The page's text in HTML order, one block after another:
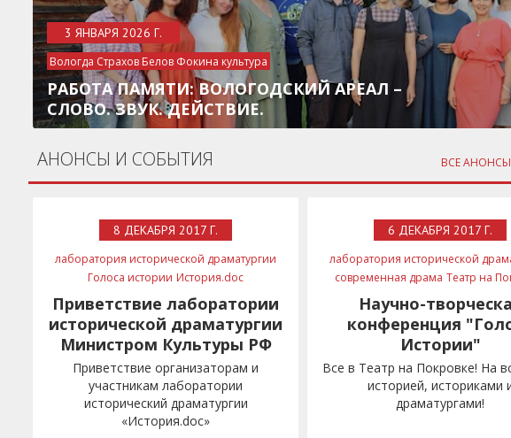
3 ЯНВАРЯ 2026 Г.
Вологда Страхов Белов Фокина культура
РАБОТА ПАМЯТИ: ВОЛОГОДСКИЙ АРЕАЛ –
СЛОВО. ЗВУК. ДЕЙСТВИЕ.
ВСЕ
АНОНСЫ И СОБЫТИЯ
8 ДЕКАБРЯ 2017 Г.
лаборатория исторической драматургии
Голоса истории История.doc
фонд Культурная политика
Мединский
Приветствие лаборатории
исторической драматургии
Министром Культуры РФ
Приветствие организаторам и
участникам лаборатории
исторический драматургии
«История.doc»
6 ДЕКАБРЯ 2017 Г.
лаборатория исторической
современная драма Театр на
Научно-
конференция
Истории"
Все в Театр на Покровке! На
историей, историками
драматургами!